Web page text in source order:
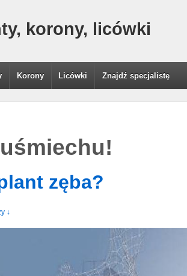
korony, licówki
Korony Licówki Znajdź specjalistę
zęba?
↓